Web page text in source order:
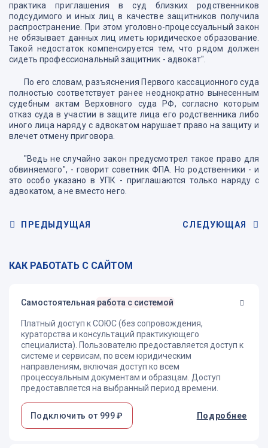
практика приглашения в суд близких родственников
подсудимого и иных лиц в качестве защитников получила
распространение. При этом уголовно-процессуальный закон
не обязывает данных лиц иметь юридическое образование.
Такой недостаток компенсируется тем, что рядом должен
сидеть профессиональный защитник - адвокат".
По его словам, разъяснения Первого кассационного суда
полностью соответствует ранее неоднократно вынесенным
судебным актам Верховного суда РФ, согласно которым
отказ суда в участии в защите лица его родственника либо
иного лица наряду с адвокатом нарушает право на защиту и
влечет отмену приговора.
"Ведь не случайно закон предусмотрел такое право для
обвиняемого", - говорит советник ФПА. Но родственники - и
это особо указано в УПК - приглашаются только наряду с
адвокатом, а не вместо него.
ПРЕДЫДУЩАЯ СЛЕДУЮЩАЯ
КАК РАБОТАТЬ С САЙТОМ
Самостоятельная работа с системой
Платный доступ к СОЮС (без сопровождения,
кураторства и консультаций практикующего
специалиста). Пользователю предоставляется доступ к
системе и сервисам, по всем юридическим
направлениям, включая доступ ко всем
процессуальным документам и образцам. Доступ
предоставляется на выбранный период времени.
Подключить от 999 ₽ Подробнее